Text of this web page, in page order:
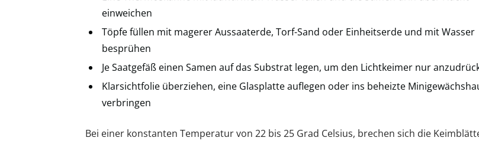
einweichen
Töpfe füllen mit magerer Aussaaterde, Torf-Sand oder Einheitserde und mit Wasser
besprühen
Je Saatgefäß einen Samen auf das Substrat legen, um den Lichtkeimer nur
Klarsichtfolie überziehen, eine Glasplatte auflegen oder ins beheizte
verbringen
Bei einer konstanten Temperatur von 22 bis 25 Grad Celsius, brechen sich die